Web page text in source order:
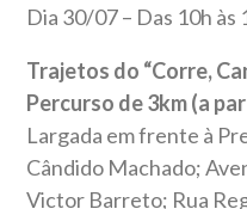
Dia 30/07 – Das 10h às
Trajetos do “Corre,
Percurso de 3km (a
Largada em frente à
Cândido Machado;
Victor Barreto; Rua